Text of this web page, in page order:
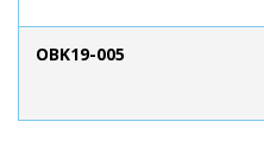
OBK19-005